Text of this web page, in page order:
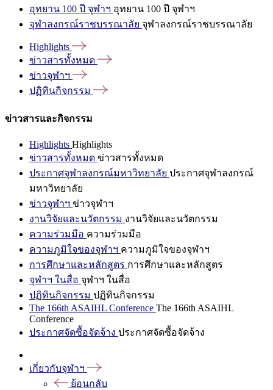
อุทยาน 100 ปี จุฬาฯ อุทยาน 100 ปี จุฬาฯ
จุฬาลงกรณ์ราชบรรณาลัย จุฬาลงกรณ์ราชบรรณาลัย
Highlights
ข่าวสารทั้งหมด
ข่าวจุฬาฯ
ปฏิทินกิจกรรม
ข่าวสารและกิจกรรม
Highlights Highlights
ข่าวสารทั้งหมด ข่าวสารทั้งหมด
ประกาศจุฬาลงกรณ์มหาวิทยาลัย ประกาศจุฬาลงกรณ์
มหาวิทยาลัย
ข่าวจุฬาฯ ข่าวจุฬาฯ
งานวิจัยและนวัตกรรม งานวิจัยและนวัตกรรม
ความร่วมมือ ความร่วมมือ
ความภูมิใจของจุฬาฯ ความภูมิใจของจุฬาฯ
การศึกษาและหลักสูตร การศึกษาและหลักสูตร
จุฬาฯ ในสื่อ จุฬาฯ ในสื่อ
ปฏิทินกิจกรรม ปฏิทินกิจกรรม
The 166th ASAIHL Conference The 166th ASAIHL
Conference
ประกาศจัดซื้อจัดจ้าง ประกาศจัดซื้อจัดจ้าง
เกี่ยวกับจุฬาฯ
ย้อนกลับ